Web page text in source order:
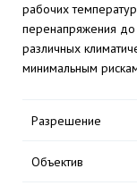
рабочих
перенапряжения
различных
минимальным
Разрешение
Объектив